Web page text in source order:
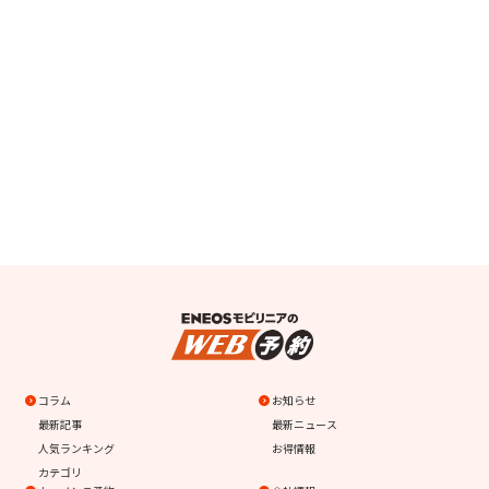
コラム
最新記事
人気ランキング
カテゴリ
お知らせ
最新ニュース
お得情報